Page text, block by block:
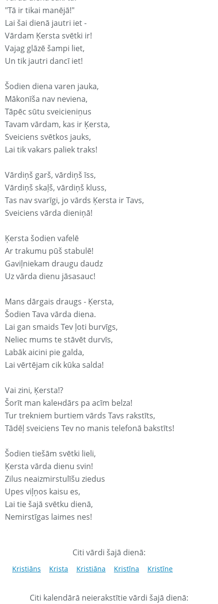
"Tā ir tikai manējā!"
Lai šai dienā jautri iet -
Vārdam Ķersta svētki ir!
Vajag glāzē šampi liet,
Un tik jautri dancī iet!
Šodien diena varen jauka,
Mākonīša nav neviena,
Tāpēc sūtu sveicieniņus
Tavam vārdam, kas ir Ķersta,
Sveiciens svētkos jauks,
Lai tik vakars paliek traks!
Vārdiņš garš, vārdiņš īss,
Vārdiņš skaļš, vārdiņš kluss,
Tas nav svarīgi, jo vārds Ķersta ir Tavs,
Sveiciens vārda dieniņā!
Ķersta šodien vafelē
Ar trakumu pūš stabulē!
Gaviļniekam draugu daudz
Uz vārda dienu jāsasauc!
Mans dārgais draugs - Ķersta,
Šodien Tava vārda diena.
Lai gan smaids Tev ļoti burvīgs,
Neliec mums te stāvēt durvīs,
Labāk aicini pie galda,
Lai vērtējam cik kūka salda!
Vai zini, Ķersta!?
Šorīt man kaleнdārs pa acīm belza!
Tur trekniem burtiem vārds Tavs rakstīts,
Tādēļ sveiciens Tev no manis telefonā bakstīts!
Šodien tiešām svētki lieli,
Ķersta vārda dienu svin!
Zilus neaizmirstulīšu ziedus
Upes viļņos kaisu es,
Lai tie šajā svētku dienā,
Nemirstīgas laimes nes!
Citi vārdi šajā dienā:
Kristiāns Krista Kristiāna Kristīna Kristīne
Citi kalendārā neierakstītie vārdi šajā dienā: